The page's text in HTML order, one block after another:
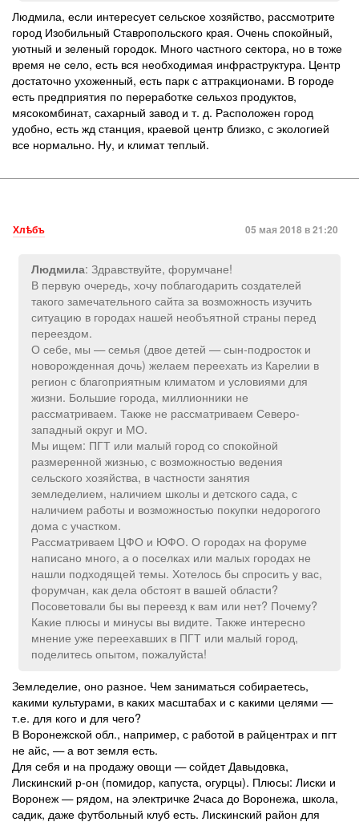
Людмила, если интересует сельское хозяйство, рассмотрите
город Изобильный Ставропольского края. Очень спокойный,
уютный и зеленый городок. Много частного сектора, но в тоже
время не село, есть вся необходимая инфраструктура. Центр
достаточно ухоженный, есть парк с аттракционами. В городе
есть предприятия по переработке сельхоз продуктов,
мясокомбинат, сахарный завод и т. д. Расположен город
удобно, есть жд станция, краевой центр близко, с экологией
все нормально. Ну, и климат теплый.
Хлѣбъ 05 мая 2018 в 21:20
Людмила: Здравствуйте, форумчане!
В первую очередь, хочу поблагодарить создателей
такого замечательного сайта за возможность изучить
ситуацию в городах нашей необъятной страны перед
переездом.
О себе, мы — семья (двое детей — сын-подросток и
новорожденная дочь) желаем переехать из Карелии в
регион с благоприятным климатом и условиями для
жизни. Большие города, миллионники не
рассматриваем. Также не рассматриваем Северо-
западный округ и МО.
Мы ищем: ПГТ или малый город со спокойной
размеренной жизнью, с возможностью ведения
сельского хозяйства, в частности занятия
земледелием, наличием школы и детского сада, с
наличием работы и возможностью покупки недорогого
дома с участком.
Рассматриваем ЦФО и ЮФО. О городах на форуме
написано много, а о поселках или малых городах не
нашли подходящей темы. Хотелось бы спросить у вас,
форумчан, как дела обстоят в вашей области?
Посоветовали бы вы переезд к вам или нет? Почему?
Какие плюсы и минусы вы видите. Также интересно
мнение уже переехавших в ПГТ или малый город,
поделитесь опытом, пожалуйста!
Земледелие, оно разное. Чем заниматься собираетесь,
какими культурами, в каких масштабах и с какими целями —
т.е. для кого и для чего?
В Воронежской обл., например, с работой в райцентрах и пгт
не айс, — а вот земля есть.
Для себя и на продажу овощи — сойдет Давыдовка,
Лискинский р-он (помидор, капуста, огурцы). Плюсы: Лиски и
Воронеж — рядом, на электричке 2часа до Воронежа, школа,
садик, даже футбольный клуб есть. Лискинский район для